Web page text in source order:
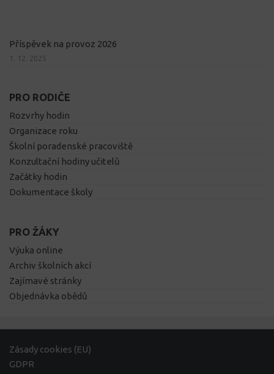
Příspěvek na provoz 2026
1. 12. 2025
PRO RODIČE
Rozvrhy hodin
Organizace roku
Školní poradenské pracoviště
Konzultační hodiny učitelů
Začátky hodin
Dokumentace školy
PRO ŽÁKY
Výuka online
Archiv školních akcí
Zajímavé stránky
Objednávka obědů
Zásady cookies (EU)
GDPR